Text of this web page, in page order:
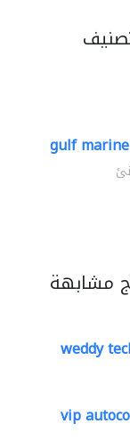
gulf
مشابهة
weddy
vip